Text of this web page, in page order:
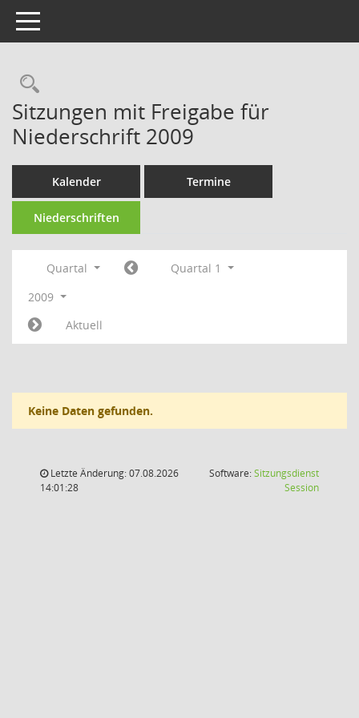
Toggle navigation
Rechercheauswahl
Sitzungen mit Freigabe für
Niederschrift 2009
Kalender Termine
Niederschriften
Quartal
Quartal 1
2009
Aktuell
Keine Daten gefunden.
Letzte Änderung: 07.08.2026
14:01:28
Software:Sitzungsdienst
Session(Wird in